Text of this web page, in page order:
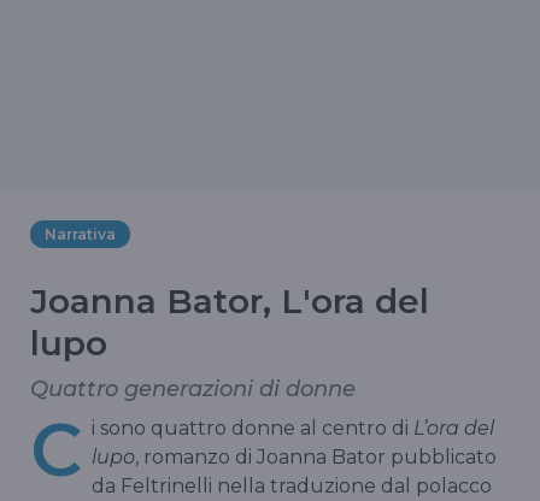
Narrativa
Joanna Bator, L'ora del
lupo
Quattro generazioni di donne
C i sono quattro donne al centro di L’ora del
lupo, romanzo di Joanna Bator pubblicato
da Feltrinelli nella traduzione dal polacco